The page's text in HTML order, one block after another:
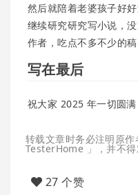
然后就陪着老婆孩子好
继续研究研究写小说，
作者，吃点不多不少的
写在最后
祝大家 2025 年一切圆满
转载文章时务必注明原
TesterHome 」，并不
27 个赞